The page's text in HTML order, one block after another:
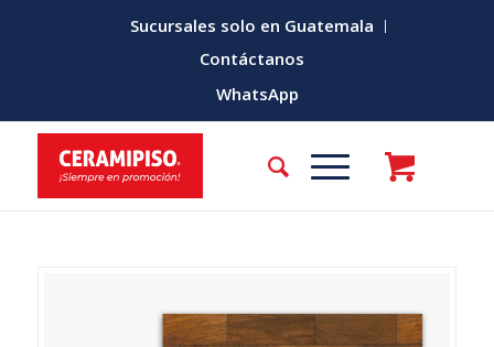
Sucursales solo en Guatemala
Contáctanos
WhatsApp